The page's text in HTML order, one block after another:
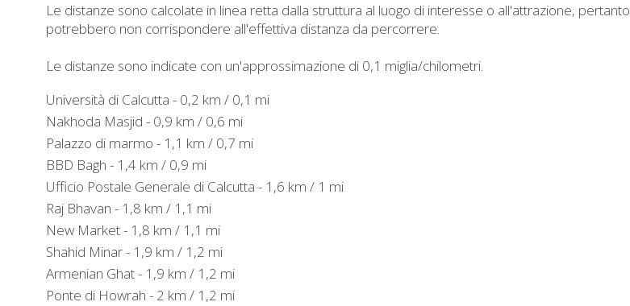
Le distanze sono calcolate in linea retta dalla struttura al luogo di interesse o all'attrazione, pertanto
potrebbero non corrispondere all'effettiva distanza da percorrere.
Le distanze sono indicate con un'approssimazione di 0,1 miglia/chilometri.
Università di Calcutta - 0,2 km / 0,1 mi
Nakhoda Masjid - 0,9 km / 0,6 mi
Palazzo di marmo - 1,1 km / 0,7 mi
BBD Bagh - 1,4 km / 0,9 mi
Ufficio Postale Generale di Calcutta - 1,6 km / 1 mi
Raj Bhavan - 1,8 km / 1,1 mi
New Market - 1,8 km / 1,1 mi
Shahid Minar - 1,9 km / 1,2 mi
Armenian Ghat - 1,9 km / 1,2 mi
Ponte di Howrah - 2 km / 1,2 mi